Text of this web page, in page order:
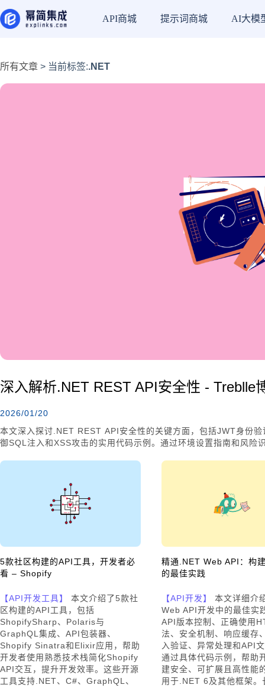
API商城 提示词商城 AI大模
所有文章 > 当前标签:.NET
深入解析.NET REST API安全性 - Treblle
2026/01/20
本文深入探讨.NET REST API安全性的关键方面，包括JWT身份
御SQL注入和XSS攻击的实用代码示例。通过环境设置指南和风险
5款社区构建的API工具，开发者必
看 – Shopify
【API开发工具】
本文介绍了5款社
区构建的API工具，包括
ShopifySharp、Polaris与
GraphQL集成、API包装器、
Shopify Sinatra和Elixir应用，帮助
开发者使用熟悉技术栈简化Shopify
API交互，提升开发效率。这些开源
工具支持.NET、C#、GraphQL、
精通.NET Web API：构
的最佳实践
【API开发】
本文详细介
Web API开发中的最佳实
API版本控制、正确使用
法、安全机制、响应缓存
入验证、异常处理和API
通过具体代码示例，帮助
建安全、可扩展且高性能
用于.NET 6及其他框架。